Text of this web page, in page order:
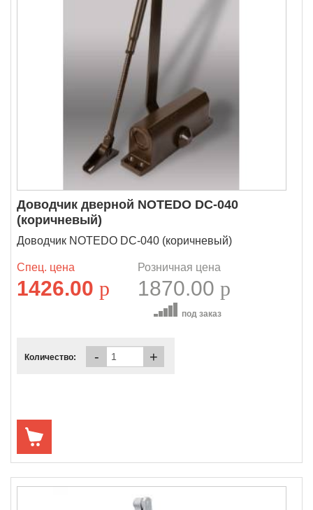
Доводчик дверной NOTEDO DC-040
(коричневый)
Доводчик NOTEDO DC-040 (коричневый)
Спец. цена
1426.00 p
Розничная цена
1870.00 p
под заказ
Количество: - +